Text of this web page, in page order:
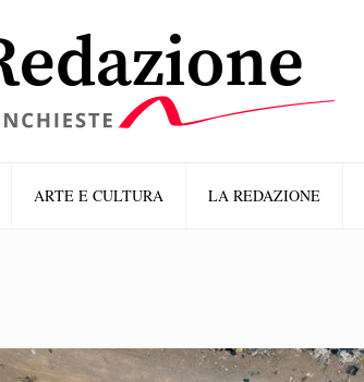
ARTE E CULTURA LA REDAZIONE